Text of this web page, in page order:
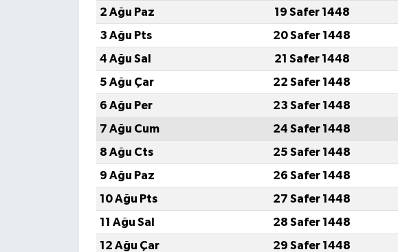
2 Ağu Paz
19 Safer 1448
3 Ağu Pts
20 Safer 1448
4 Ağu Sal
21 Safer 1448
5 Ağu Çar
22 Safer 1448
6 Ağu Per
23 Safer 1448
7 Ağu Cum
24 Safer 1448
8 Ağu Cts
25 Safer 1448
9 Ağu Paz
26 Safer 1448
10 Ağu Pts
27 Safer 1448
11 Ağu Sal
28 Safer 1448
12 Ağu Çar
29 Safer 1448